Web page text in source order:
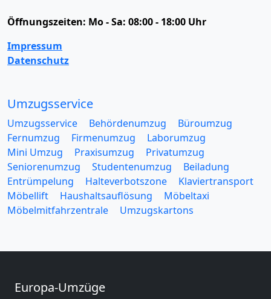
Öffnungszeiten: Mo - Sa: 08:00 - 18:00 Uhr
Impressum
Datenschutz
Umzugsservice
Umzugsservice Behördenumzug
Büroumzug
Fernumzug
Firmenumzug
Laborumzug
Mini Umzug
Praxisumzug
Privatumzug
Seniorenumzug
Studentenumzug
Beiladung
Entrümpelung
Halteverbotszone
Klaviertransport
Möbellift
Haushaltsauflösung
Möbeltaxi
Möbelmitfahrzentrale
Umzugskartons
Europa-Umzüge